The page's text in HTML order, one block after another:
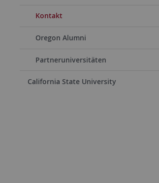
Kontakt
Oregon Alumni
Partneruniversitäten
California State University